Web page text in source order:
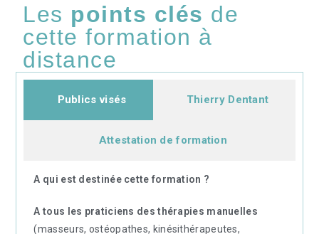
Les points clés de
cette formation à
distance
Publics visés Thierry Dentant
Attestation de formation
A qui est destinée cette formation ?
A tous les praticiens des thérapies manuelles
(masseurs, ostéopathes, kinésithérapeutes,